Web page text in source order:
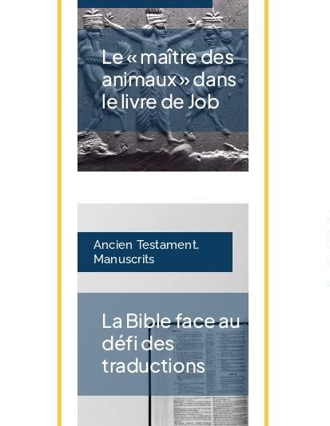
Le « maître des
animaux » dans
le livre de Job
Ancien Testament,
Manuscrits
La Bible face au
défi des
traductions